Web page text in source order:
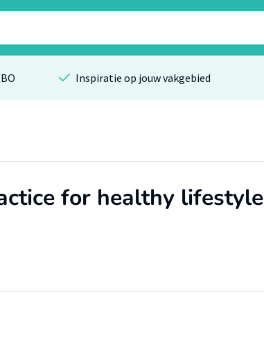
Inspiratie op jouw vakgebied
for healthy lifestyle